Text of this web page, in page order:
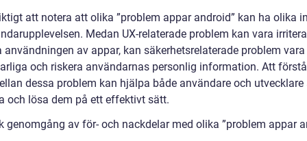
att notera att olika ”problem appar android” kan ha olika
Medan UX-relaterade problem kan vara
användningen av appar, kan säkerhetsrelaterade problem
och riskera användarnas personlig information. Att
dessa problem kan hjälpa både användare och utvecklare
och lösa dem på ett effektivt sätt.
genomgång av för- och nackdelar med olika ”problem appar